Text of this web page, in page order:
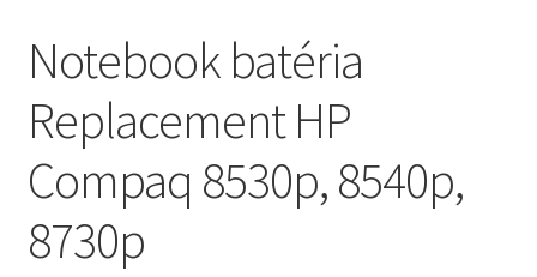
podmienky
Wishlist
Notebook batéria
Replacement HP
Compaq 8530p, 8540p,
8730p